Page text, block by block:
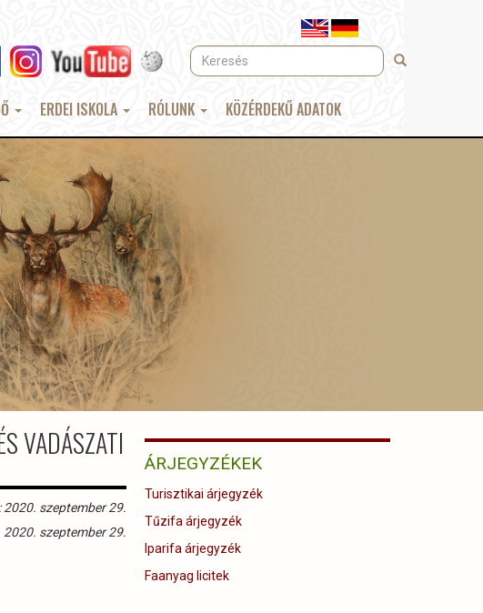
Keresés Keresés
ERDEI ISKOLA RÓLUNK KÖZÉRDEKŰ ADATOK
VADÁSZATI
szeptember 29.
2020. szeptember 29.
ÁRJEGYZÉKEK
Turisztikai árjegyzék
Tűzifa árjegyzék
Iparifa árjegyzék
Faanyag licitek